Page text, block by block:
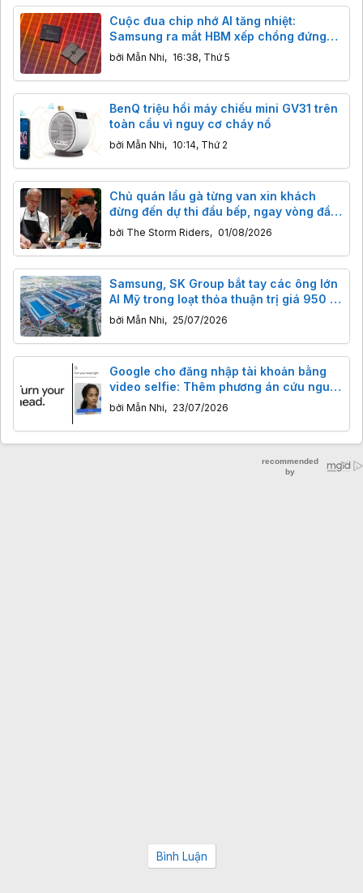
Cuộc đua chip nhớ AI tăng nhiệt:
Samsung ra mắt HBM xếp chồng đứng
và NAND 400 lớp
bởi Mẫn Nhi, 16:38, Thứ 5
BenQ triệu hồi máy chiếu mini GV31 trên
toàn cầu vì nguy cơ cháy nổ
bởi Mẫn Nhi, 10:14, Thứ 2
Chủ quán lẩu gà từng van xin khách
đừng đến dự thi đầu bếp, ngay vòng đầu
tiên giám khảo nói câu bất ngờ
bởi The Storm Riders, 01/08/2026
Samsung, SK Group bắt tay các ông lớn
AI Mỹ trong loạt thỏa thuận trị giá 950 tỷ
USD
bởi Mẫn Nhi, 25/07/2026
Google cho đăng nhập tài khoản bằng
video selfie: Thêm phương án cứu nguy
khi quên mật khẩu
bởi Mẫn Nhi, 23/07/2026
Bình Luận